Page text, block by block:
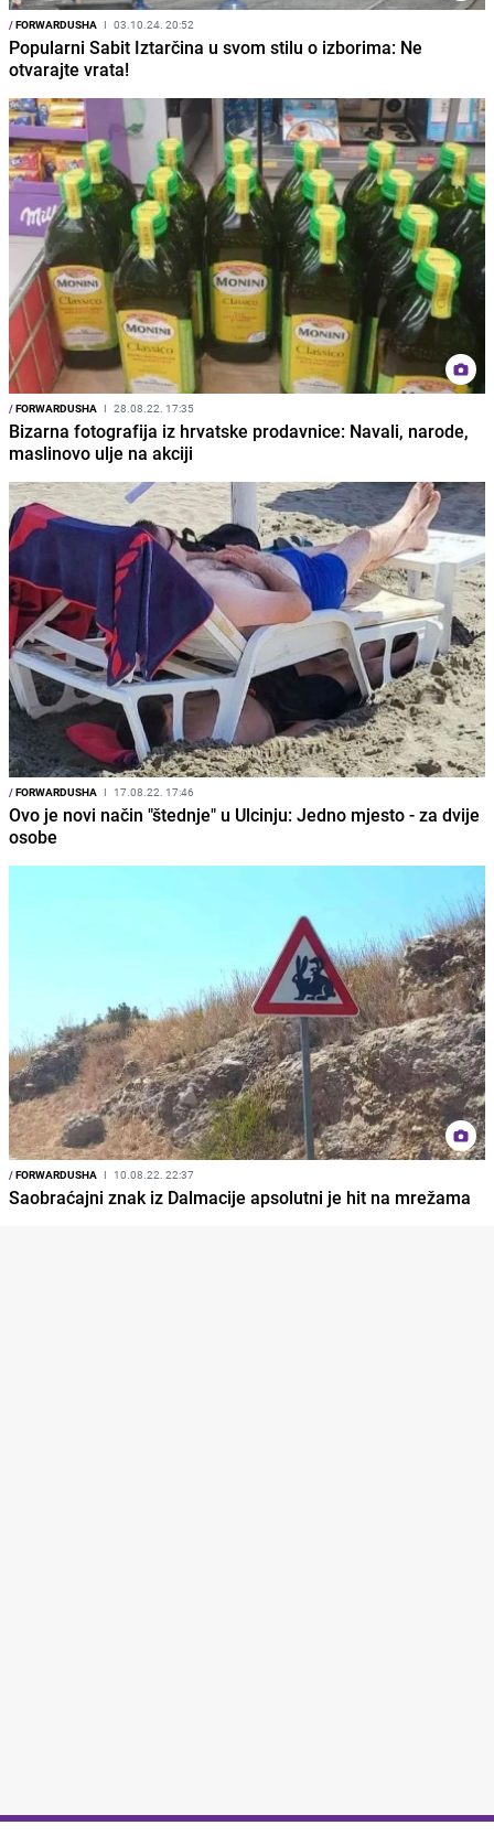
/FORWARDUSHA I 03.10.24. 20:52
Popularni Sabit Iztarčina u svom stilu o izborima: Ne
otvarajte vrata!
/FORWARDUSHA I 28.08.22. 17:35
Bizarna fotografija iz hrvatske prodavnice: Navali, narode,
maslinovo ulje na akciji
/FORWARDUSHA I 17.08.22. 17:46
Ovo je novi način "štednje" u Ulcinju: Jedno mjesto - za dvije
osobe
/FORWARDUSHA I 10.08.22. 22:37
Saobraćajni znak iz Dalmacije apsolutni je hit na mrežama